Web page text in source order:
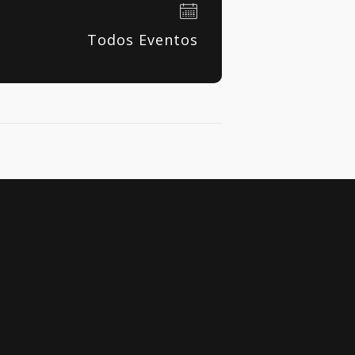
Todos Eventos